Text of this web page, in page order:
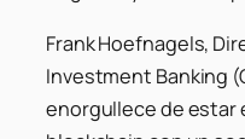
Frank Hoefnagels,
Investment Banking
enorgullece de estar